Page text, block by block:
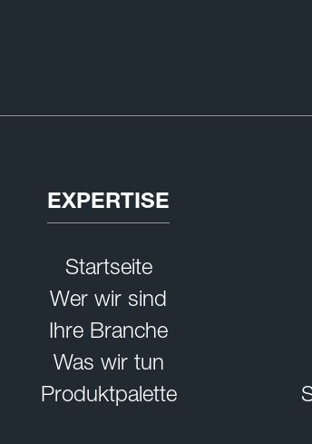
EXPERTISE
Startseite
Wer wir sind
Ihre Branche
Was wir tun
Produktpalette